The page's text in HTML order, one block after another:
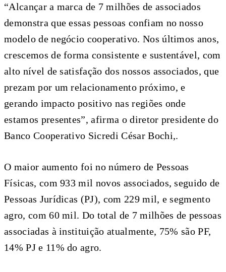
“Alcançar a marca de 7 milhões de associados
demonstra que essas pessoas confiam no nosso
modelo de negócio cooperativo. Nos últimos anos,
crescemos de forma consistente e sustentável, com
alto nível de satisfação dos nossos associados, que
prezam por um relacionamento próximo, e
gerando impacto positivo nas regiões onde
estamos presentes”, afirma o diretor presidente do
Banco Cooperativo Sicredi César Bochi,.
O maior aumento foi no número de Pessoas
Físicas, com 933 mil novos associados, seguido de
Pessoas Jurídicas (PJ), com 229 mil, e segmento
agro, com 60 mil. Do total de 7 milhões de pessoas
associadas à instituição atualmente, 75% são PF,
14% PJ e 11% do agro.